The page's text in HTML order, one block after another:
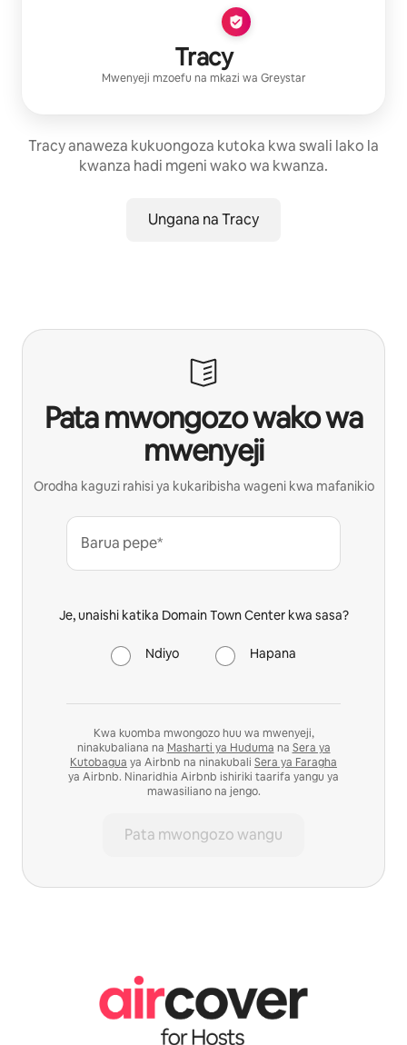
Tracy
Mwenyeji mzoefu na mkazi wa Greystar
Tracy anaweza kukuongoza kutoka kwa swali lako la
kwanza hadi mgeni wako wa kwanza.
Ungana na Tracy
Pata mwongozo wako wa
mwenyeji
Orodha kaguzi rahisi ya kukaribisha wageni kwa mafanikio
Barua pepe*
Je, unaishi katika Domain Town Center kwa sasa?
Ndiyo Hapana
Kwa kuomba mwongozo huu wa mwenyeji,
ninakubaliana na Masharti ya Huduma na Sera ya
Kutobagua ya Airbnb na ninakubali Sera ya Faragha
ya Airbnb. Ninaridhia Airbnb ishiriki taarifa yangu ya
mawasiliano na jengo.
Pata mwongozo wangu